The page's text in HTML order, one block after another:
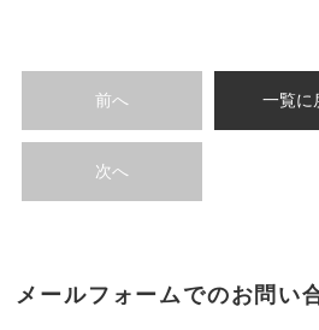
前へ 一覧に
次へ
メールフォームでのお問い